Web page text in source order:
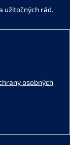
osobných